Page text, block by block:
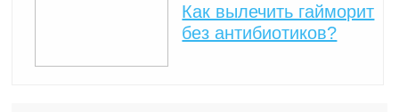
Как вылечить гайморит
без антибиотиков?